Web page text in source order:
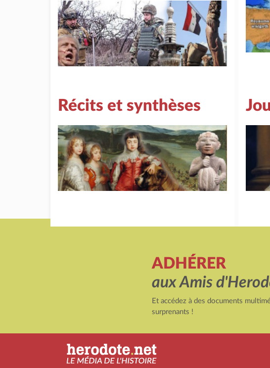
Récits et synthèses
ADHÉRER
aux Amis
Et accédez à des documents
surprenants !